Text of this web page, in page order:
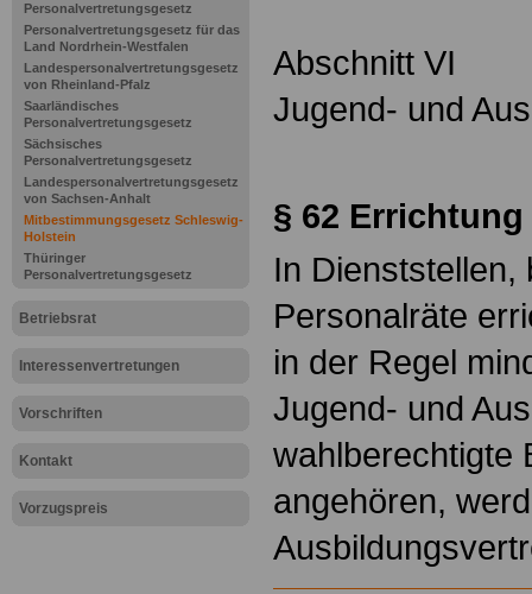
Personalvertretungsgesetz
Personalvertretungsgesetz für das
Land Nordrhein-Westfalen
Landespersonalvertretungsgesetz
von Rheinland-Pfalz
Saarländisches
Personalvertretungsgesetz
Sächsisches
Personalvertretungsgesetz
Landespersonalvertretungsgesetz
von Sachsen-Anhalt
Mitbestimmungsgesetz Schleswig-
Holstein
Thüringer
Personalvertretungsgesetz
Betriebsrat
Interessenvertretungen
Vorschriften
Kontakt
Vorzugspreis
Abschnitt VI
Jugend- und
§ 62 Errichtung
In Dienststellen,
Personalräte
in der Regel
Jugend- und
wahlberechtigte
angehören,